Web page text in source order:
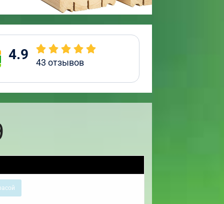
4.9 43 отзывов